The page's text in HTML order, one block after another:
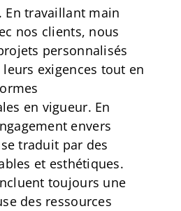
En travaillant main
nos clients, nous
personnalisés
exigences tout en
en vigueur. En
envers
traduit par des
et esthétiques.
toujours une
des ressources